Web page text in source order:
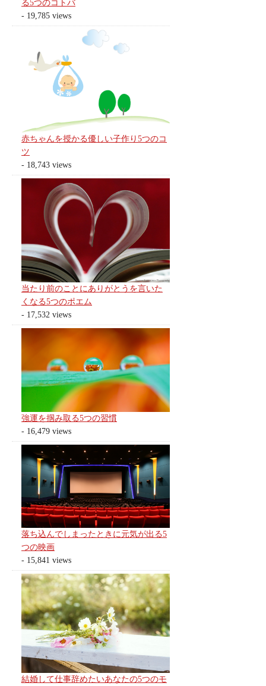
る5つのコトバ
- 19,785 views
赤ちゃんを授かる優しい子作り5つのコ
ツ
- 18,743 views
当たり前のことにありがとうを言いた
くなる5つのポエム
- 17,532 views
強運を掴み取る5つの習慣
- 16,479 views
落ち込んでしまったときに元気が出る5
つの映画
- 15,841 views
結婚して仕事辞めたいあなたの5つのモ